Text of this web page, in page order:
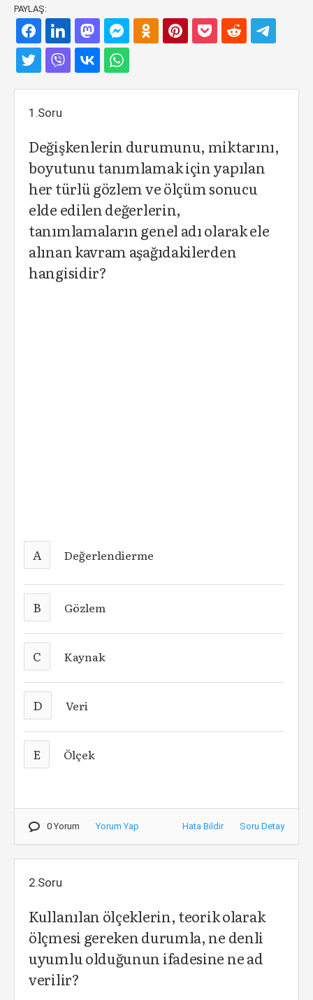
PAYLAŞ:
1.Soru
Değişkenlerin durumunu, miktarını,
boyutunu tanımlamak için yapılan
her türlü gözlem ve ölçüm sonucu
elde edilen değerlerin,
tanımlamaların genel adı olarak ele
alınan kavram aşağıdakilerden
hangisidir?
A Değerlendierme
B Gözlem
C Kaynak
D Veri
E Ölçek
0 Yorum Yorum Yap Hata Bildir Soru Detay
2.Soru
Kullanılan ölçeklerin, teorik olarak
ölçmesi gereken durumla, ne denli
uyumlu olduğunun ifadesine ne ad
verilir?